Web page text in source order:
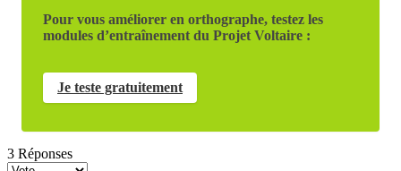
Pour vous améliorer en orthographe, testez les
modules d’entraînement du Projet Voltaire :
Je teste gratuitement
3 Réponses